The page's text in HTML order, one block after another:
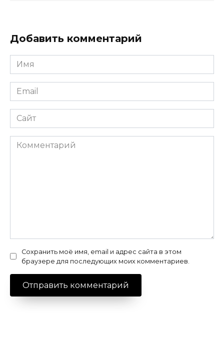
Добавить комментарий
Имя
*
Email
*
Сайт
Комментарий
Сохранить моё имя, email и адрес сайта в этом
браузере для последующих моих комментариев.